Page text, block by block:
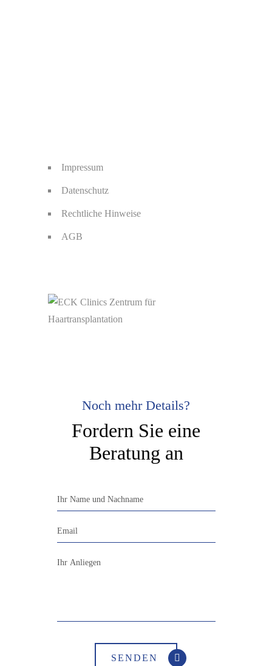
Impressum
Datenschutz
Rechtliche Hinweise
AGB
Noch mehr Details?
Fordern Sie eine
Beratung an